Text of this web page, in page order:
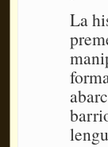
La